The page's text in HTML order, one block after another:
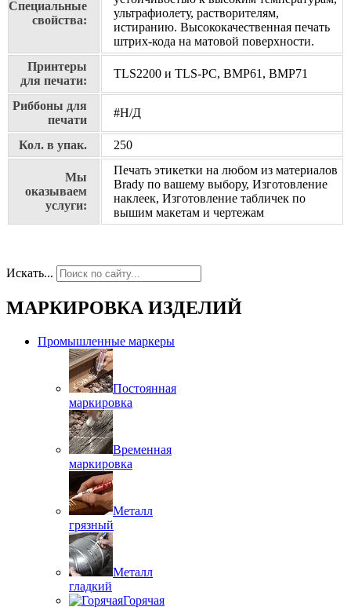
Специальные
свойства:
ультрафиолету, растворителям,
истиранию. Высококачественная печать
штрих-кода на матовой поверхности.
Принтеры
для печати:
TLS2200 и TLS-PC, BMP61, BMP71
Риббоны для
печати
#Н/Д
Кол. в упак. 250
Мы
оказываем
услуги:
Печать этикетки на любом из материалов
Brady по вашему выбору, Изготовление
наклеек, Изготовление табличек по
вышим макетам и чертежам
Искать...
МАРКИРОВКА ИЗДЕЛИЙ
Промышленные маркеры
Постоянная
маркировка
Временная
маркировка
Металл
грязный
Металл
гладкий
Горячая